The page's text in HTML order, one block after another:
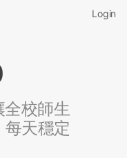
Login
校師生
天穩定